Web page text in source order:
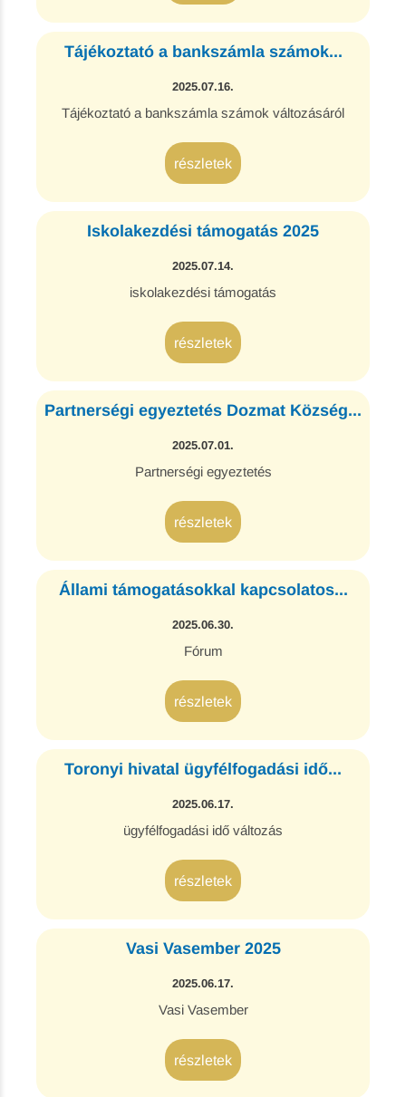
Tájékoztató a bankszámla számok...
2025.07.16.
Tájékoztató a bankszámla számok változásáról
részletek
Iskolakezdési támogatás 2025
2025.07.14.
iskolakezdési támogatás
részletek
Partnerségi egyeztetés Dozmat Község...
2025.07.01.
Partnerségi egyeztetés
részletek
Állami támogatásokkal kapcsolatos...
2025.06.30.
Fórum
részletek
Toronyi hivatal ügyfélfogadási idő...
2025.06.17.
ügyfélfogadási idő változás
részletek
Vasi Vasember 2025
2025.06.17.
Vasi Vasember
részletek